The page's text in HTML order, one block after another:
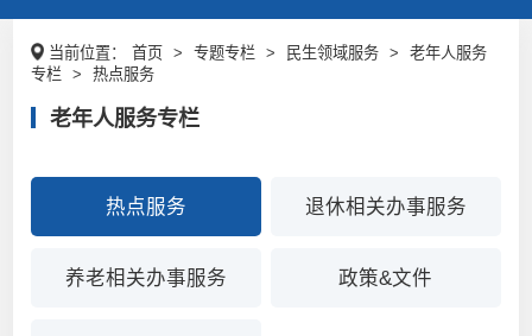
当前位置： 首页 > 专题专栏 > 民生领域服务 >
老年人服务
专栏
> 热点服务
老年人服务专栏
热点服务 退休相关办事服务
养老相关办事服务 政策&文件